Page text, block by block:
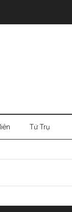
Tứ Trụ